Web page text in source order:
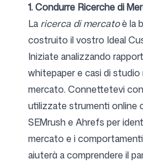
1. Condurre Ricerche di
La ricerca di mercatoè la
costruito il vostro Ideal
Iniziate analizzando
whitepaper e casi di
mercato. Connettetevi
utilizzate strumenti online
SEMrush e Ahrefs per
mercato e i
aiuterà a comprendere il